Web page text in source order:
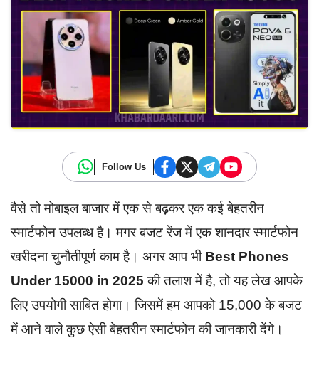
Follow Us
वैसे तो मोबाइल बाजार में एक से बढ़कर एक कई बेहतरीन
स्मार्टफोन उपलब्ध है। मगर बजट रेंज में एक शानदार स्मार्टफोन
खरीदना चुनौतीपूर्ण काम है। अगर आप भी Best Phones
Under 15000 in 2025की तलाश में है, तो यह लेख आपके
लिए उपयोगी साबित होगा। जिसमें हम आपको 15,000 के बजट
में आने वाले कुछ ऐसी बेहतरीन स्मार्टफोन की जानकारी देंगे।